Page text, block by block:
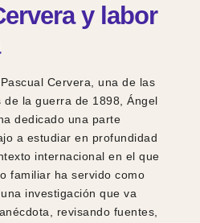
y labor
Cervera, una de las
de la guerra de 1898, Ángel
dedicado una parte
a estudiar en profundidad
internacional en el que
familiar ha servido como
investigación que va
revisando fuentes,